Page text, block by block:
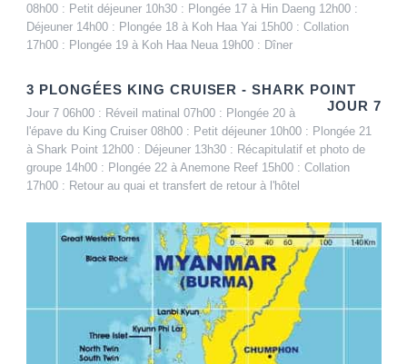
08h00 : Petit déjeuner 10h30 : Plongée 17 à Hin Daeng 12h00 :
Déjeuner 14h00 : Plongée 18 à Koh Haa Yai 15h00 : Collation
17h00 : Plongée 19 à Koh Haa Neua 19h00 : Dîner
3 PLONGÉES KING CRUISER - SHARK POINT
JOUR 7
Jour 7 06h00 : Réveil matinal 07h00 : Plongée 20 à
l'épave du King Cruiser 08h00 : Petit déjeuner 10h00 : Plongée 21
à Shark Point 12h00 : Déjeuner 13h30 : Récapitulatif et photo de
groupe 14h00 : Plongée 22 à Anemone Reef 15h00 : Collation
17h00 : Retour au quai et transfert de retour à l'hôtel